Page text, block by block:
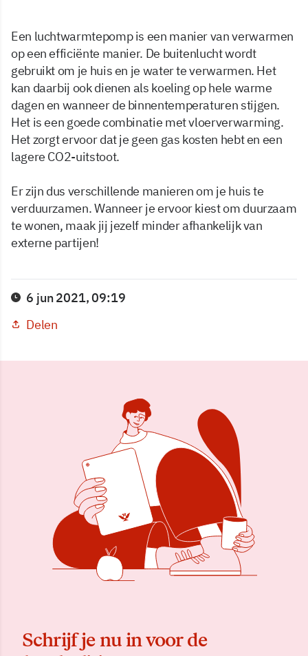
Een luchtwarmtepomp is een manier van verwarmen
op een efficiënte manier. De buitenlucht wordt
gebruikt om je huis en je water te verwarmen. Het
kan daarbij ook dienen als koeling op hele warme
dagen en wanneer de binnentemperaturen stijgen.
Het is een goede combinatie met vloerverwarming.
Het zorgt ervoor dat je geen gas kosten hebt en een
lagere CO2-uitstoot.
Er zijn dus verschillende manieren om je huis te
verduurzamen. Wanneer je ervoor kiest om duurzaam
te wonen, maak jij jezelf minder afhankelijk van
externe partijen!
6 jun 2021, 09:19
Delen
Schrijf je nu in voor de